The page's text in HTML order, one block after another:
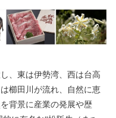
、東は伊勢湾、西は台高
櫛田川が流れ、自然に恵
背景に産業の発展や歴